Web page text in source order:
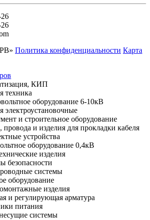
Политика конфиденциальности Карта
КИП
техника
оборудование 6-10кВ
электроустановочные
и строительное оборудование
провода и изделия для прокладки кабеля
устройства
оборудование 0,4кВ
изделия
безопасности
системы
оборудование
изделия
и регулирующая арматура
питания
системы